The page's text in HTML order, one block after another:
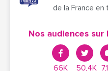
de la France en
Nos audiences sur
66K 50,4K